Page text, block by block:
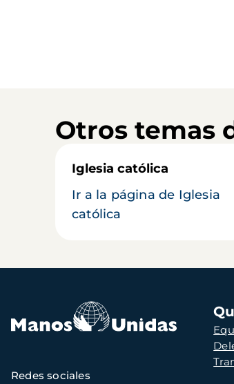
Otros temas
Iglesia católica
Ir a la página de Iglesia
católica
principal
Redes sociales